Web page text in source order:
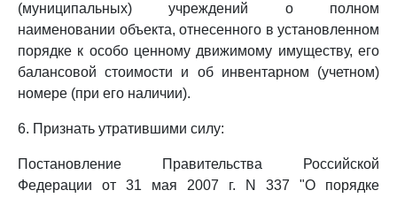
(муниципальных) учреждений о полном
наименовании объекта, отнесенного в установленном
порядке к особо ценному движимому имуществу, его
балансовой стоимости и об инвентарном (учетном)
номере (при его наличии).
6. Признать утратившими силу:
Постановление Правительства Российской
Федерации от 31 мая 2007 г. N 337 "О порядке